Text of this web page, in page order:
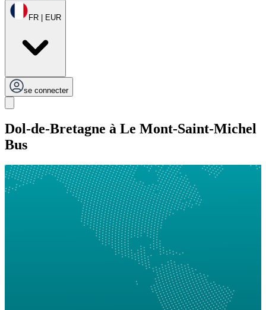
FR | EUR
se connecter
Dol-de-Bretagne à Le Mont-Saint-Michel
Bus